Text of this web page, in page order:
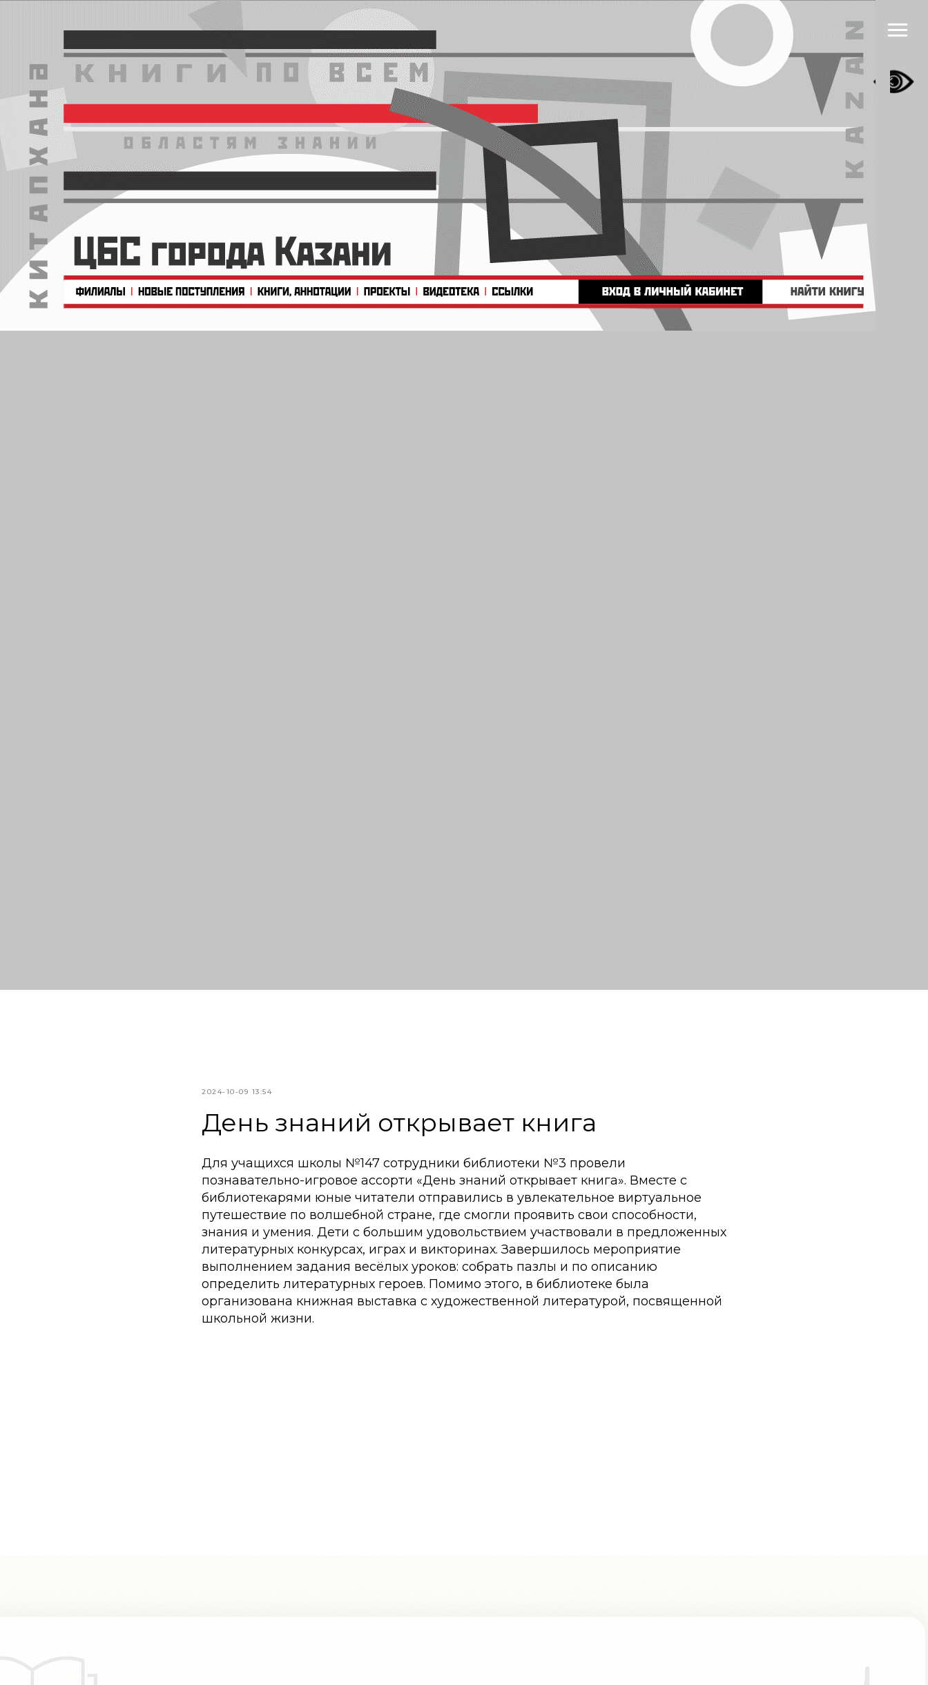
2024-10-09 13:54
День знаний открывает книга
Для учащихся школы №147 сотрудники библиотеки №3 провели
познавательно-игровое ассорти «День знаний открывает книга». Вместе с
библиотекарями юные читатели отправились в увлекательное виртуальное
путешествие по волшебной стране, где смогли проявить свои способности,
знания и умения. Дети с большим удовольствием участвовали в предложенных
литературных конкурсах, играх и викторинах. Завершилось мероприятие
выполнением задания весёлых уроков: собрать пазлы и по описанию
определить литературных героев. Помимо этого, в библиотеке была
организована книжная выставка с художественной литературой, посвященной
школьной жизни.